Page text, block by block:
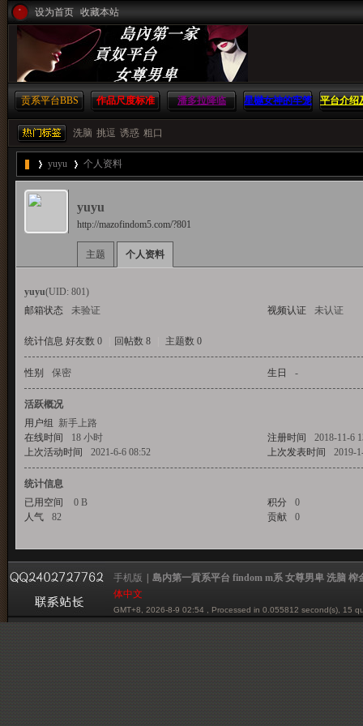
设为首页 收藏本站
贡系平台BBS 作品尺度标准 潘多拉降临 星樾女神的牢笼
平台介绍
方法
洗脑 挑逗 诱惑 粗口
島
第
一
貢
›
yuyu
›
个人资料
yuyu
http://mazofindom5.com/?801
主题 个人资料
yuyu(UID: 801)
邮箱状态
未验证 视频认证 未认证
统计信息 好友数 0 回帖数 8 主题数 0
性别 保密 生日 -
活跃概况
用户组 新手上路
在线时间
18 小时 注册时间
2018-11-6
上次活动时间
2021-6-6 08:52 上次发表时间 2019-
统计信息
已用空间
0 B 积分
0
人气
82 贡献 0
手机版
島内第一貢系平台 findom m系 女尊男卑 洗脑
体中文
GMT+8, 2026-8-9 02:54 , Processed in 0.055812 second(s), 15